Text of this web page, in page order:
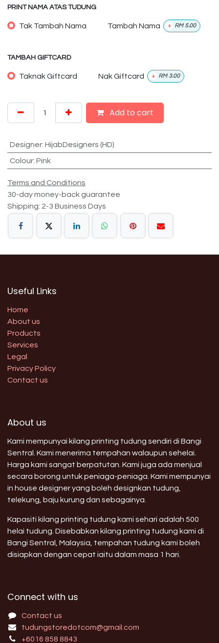
PRINT NAMA ATAS TUDUNG
Tak Tambah Nama Tambah Nama + RM 5.00
TAMBAH GIFTCARD
Taknak Giftcard Nak Giftcard + RM 3.00
Add to cart
Designer: HijabDesigners (HD)
Colour: Pink
Terms and Conditions
30-day money-back guarantee
Shipping: 2-3 Business Days
Useful Links
Home
About us
Products
Services
Legal
Privacy Policy
Contact us
About us
Kami mempunyai kilang printing tudung sendiri di Bangi
Sentral. Kami menerima tempahan walaupun sehelai.
Harga kami sangat berpatutan. Kami juga ada menjual
secara borong untuk peniaga-peniaga. Kami mempunyai
in house designer yang boleh designkan tudung,
telekung, baju kurung dan sebagainya.
Kapasiti kilang printing tudung kami sehari adalah 500
helai tudung. Disebabkan kilang printing tudung kami di
Bangi Sentral, Malaysia, tempahan tudung kami boleh
disiapkan dengan cepat iaitu dalam masa 1 hari.
Connect with us
Contact us
tudungstoredotcom@gmail.com
+6016 858 8843